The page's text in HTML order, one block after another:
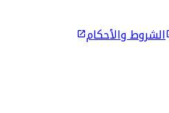
الشروط والأحكام